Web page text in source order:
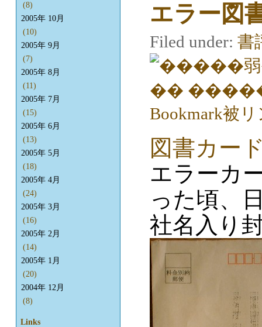
エラー図
Filed under: 書
図書カー
エラーカ
った頃、
社名入り
(8)
2005年 10月
(10)
2005年 9月
(7)
2005年 8月
(11)
2005年 7月
(15)
2005年 6月
(13)
2005年 5月
(18)
2005年 4月
(24)
2005年 3月
(16)
2005年 2月
(14)
2005年 1月
(20)
2004年 12月
(8)
Links